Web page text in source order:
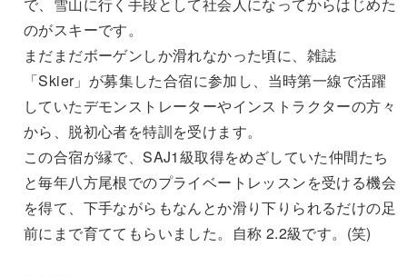
で、雪山に行く手段として社会人になってからはじめた
のがスキーです。
まだまだボーゲンしか滑れなかった頃に、雑誌
「Skier」が募集した合宿に参加し、当時第一線で活躍
していたデモンストレーターやインストラクターの方々
から、脱初心者を特訓を受けます。
この合宿が縁で、SAJ1級取得をめざしていた仲間たち
と毎年八方尾根でのプライベートレッスンを受ける機会
を得て、下手ながらもなんとか滑り下りられるだけの足
前にまで育ててもらいました。自称 2.2級です。(笑)